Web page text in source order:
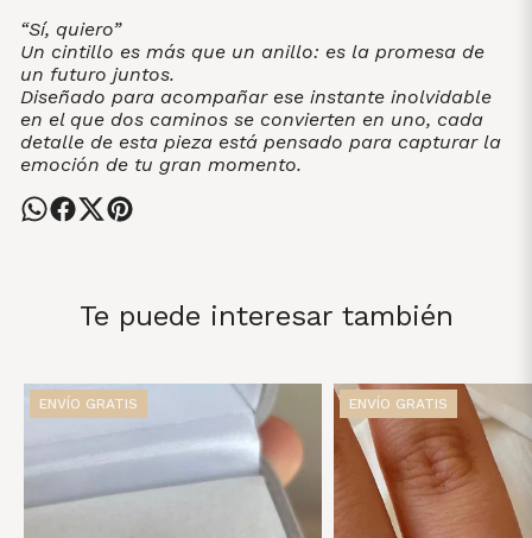
“Sí, quiero”
Un cintillo es más que un anillo: es la promesa de
un futuro juntos.
Diseñado para acompañar ese instante inolvidable
en el que dos caminos se convierten en uno, cada
detalle de esta pieza está pensado para capturar la
emoción de tu gran momento.
Te puede interesar también
ENVÍO GRATIS ENVÍO GRATIS